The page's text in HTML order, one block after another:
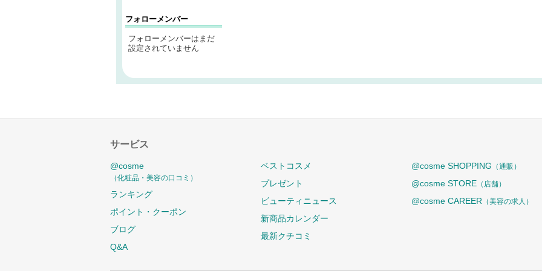
フォローメンバー
フォローメンバーはまだ
設定されていません
サービス
@cosme
（化粧品・美容の口コミ）
ランキング
ポイント・クーポン
ブログ
Q&A
ベストコスメ
プレゼント
ビューティニュース
新商品カレンダー
最新クチコミ
@cosme SHOPPING （通販）
@cosme STORE （店舗）
@cosme CAREER （美容の求人）